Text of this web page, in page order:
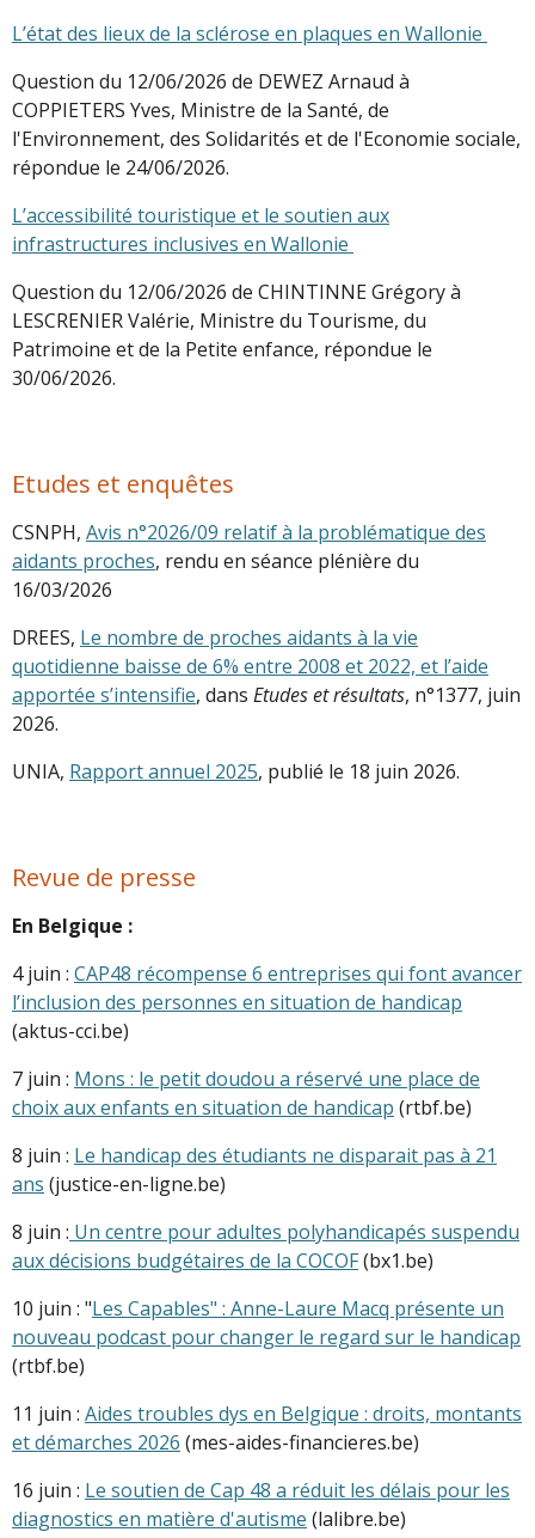
L’état des lieux de la sclérose en plaques en Wallonie
Question du 12/06/2026 de DEWEZ Arnaud à
COPPIETERS Yves, Ministre de la Santé, de
l'Environnement, des Solidarités et de l'Economie sociale,
répondue le 24/06/2026.
L’accessibilité touristique et le soutien aux
infrastructures inclusives en Wallonie
Question du 12/06/2026 de CHINTINNE Grégory à
LESCRENIER Valérie, Ministre du Tourisme, du
Patrimoine et de la Petite enfance, répondue le
30/06/2026.
Etudes et enquêtes
CSNPH, Avis n°2026/09 relatif à la problématique des
aidants proches, rendu en séance plénière du
16/03/2026
DREES, Le nombre de proches aidants à la vie
quotidienne baisse de 6% entre 2008 et 2022, et l’aide
apportée s’intensifie, dans Etudes et résultats, n°1377, juin
2026.
UNIA, Rapport annuel 2025, publié le 18 juin 2026.
Revue de presse
En Belgique :
4 juin : CAP48 récompense 6 entreprises qui font avancer
l’inclusion des personnes en situation de handicap
(aktus-cci.be)
7 juin : Mons : le petit doudou a réservé une place de
choix aux enfants en situation de handicap (rtbf.be)
8 juin : Le handicap des étudiants ne disparait pas à 21
ans (justice-en-ligne.be)
8 juin : Un centre pour adultes polyhandicapés suspendu
aux décisions budgétaires de la COCOF(bx1.be)
10 juin : "Les Capables" : Anne-Laure Macq présente un
nouveau podcast pour changer le regard sur le handicap
(rtbf.be)
11 juin : Aides troubles dys en Belgique : droits, montants
et démarches 2026 (mes-aides-financieres.be)
16 juin : Le soutien de Cap 48 a réduit les délais pour les
diagnostics en matière d'autisme (lalibre.be)